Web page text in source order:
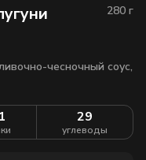
280 г
чесночный соус,
29
углеводы